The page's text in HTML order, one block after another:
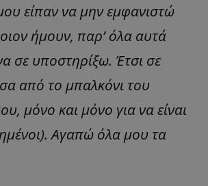
είπαν να μην εμφανιστώ
ήμουν, παρ’ όλα αυτά
σε υποστηρίξω. Έτσι σε
από το μπαλκόνι του
μόνο και μόνο για να είναι
Αγαπώ όλα μου τα